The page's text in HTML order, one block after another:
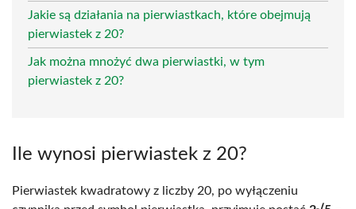
Jakie są działania na pierwiastkach, które obejmują
pierwiastek z 20?
Jak można mnożyć dwa pierwiastki, w tym
pierwiastek z 20?
Ile wynosi pierwiastek z 20?
Pierwiastek kwadratowy z liczby 20, po wyłączeniu